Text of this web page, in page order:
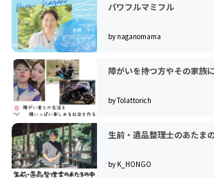
パワフルマミフル
by naganomama
障がいを持つ方やその家族
by Tolattorich
生前・遺品整理士のあたま
by K_HONGO